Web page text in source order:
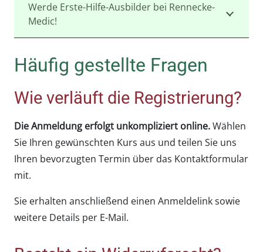
Werde Erste-Hilfe-Ausbilder bei Rennecke-
Medic!
Häufig gestellte Fragen
Wie verläuft die Registrierung?
Die Anmeldung erfolgt unkompliziert online.Wählen
Sie Ihren gewünschten Kurs aus und teilen Sie uns
Ihren bevorzugten Termin über das Kontaktformular
mit.
Sie erhalten anschließend einen Anmeldelink sowie
weitere Details per E-Mail.